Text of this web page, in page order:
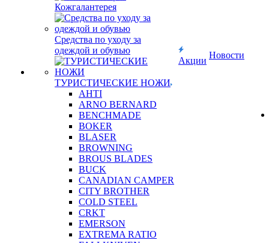
Кожгалантерея
Средства по уходу за
одеждой и обувью
ТУРИСТИЧЕСКИЕ НОЖИ
AHTI
ARNO BERNARD
BENCHMADE
BOKER
BLASER
BROWNING
BROUS BLADES
BUCK
CANADIAN CAMPER
CITY BROTHER
COLD STEEL
CRKT
EMERSON
EXTREMA RATIO
Акции
Новости